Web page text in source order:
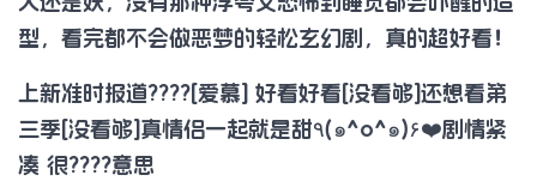
型，看完都不会做恶梦的轻松玄幻剧，真的超好看！
上新准时报道????[爱慕] 好看好看[没看够]还想看第
三季[没看够]真情侣一起就是甜٩(๑^o^๑)۶❤️剧情紧
凑 很????️意思